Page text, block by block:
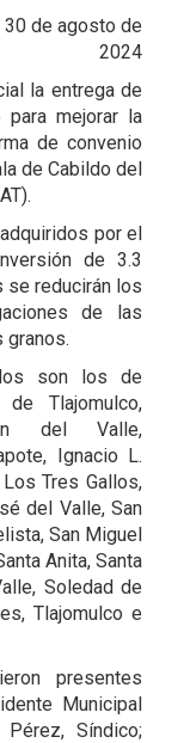
30 de agosto de
2024
la entrega de
mejorar la
de convenio
de Cabildo del
por el
de 3.3
se reducirán los
de las
granos.
son los de
de Tlajomulco,
del Valle,
Ignacio L.
Tres Gallos,
del Valle, San
San Miguel
Anita, Santa
Soledad de
Tlajomulco e
presentes
Municipal
Síndico;